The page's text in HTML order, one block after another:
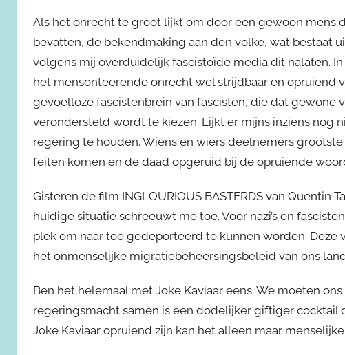
Als het onrecht te groot lijkt om door een gewoon
bevatten, de bekendmaking aan den volke, wat bestaat
volgens mij overduidelijk fascistoïde media dit nalaten.
het mensonteerende onrecht wel strijdbaar en opruiend
gevoelloze fascistenbrein van fascisten, die dat gewone
verondersteld wordt te kiezen. Lijkt er mijns inziens nog
regering te houden. Wiens en wiers deelnemers
feiten komen en de daad opgeruid bij de opruiende
Gisteren de film INGLOURIOUS BASTERDS van
huidige situatie schreeuwt me toe. Voor nazi’s en
plek om naar toe gedeporteerd te kunnen worden. Deze
het onmenselijke migratiebeheersingsbeleid van ons
Ben het helemaal met Joke Kaviaar eens. We moeten
regeringsmacht samen is een dodelijker giftiger cocktail
Joke Kaviaar opruiend zijn kan het alleen maar